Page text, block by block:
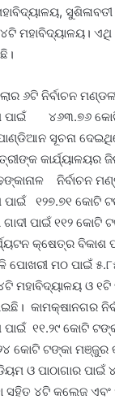
ସୁଶିଳାବତୀ
ମହାବିଦ୍ୟାଳୟ।
୬ଟି ନିର୍ବାଚନ
ପାଇଁ ୪୬୩.୭୬
ସୂଚନା
କାର୍ଯ୍ୟାଳୟର
ନିର୍ବାଚନ
୧୨୭.୭୧ କୋଟି
ପାଇଁ ୧୧୨ କୋଟି
କ୍ଷେତ୍ର ବିକାଶ
ପୋଖରୀ ମଠ ପାଇଁ
ମହାବିଦ୍ୟାଳୟ ଓ ୧ଟି
କାମକ୍ଷାନଗର
୧୧.୨୯ କୋଟି
କୋଟି ଟଙ୍କା ମଞ୍ଜୁର
ଓ ପାଠାଗାର ପାଇଁ
ସହିତ ୪ଟି କଲେଜ ଏବଂ